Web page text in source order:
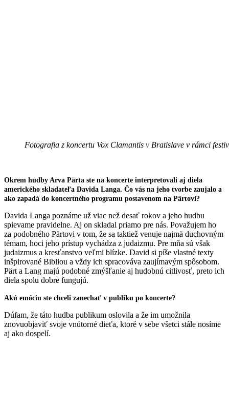
Fotografia z koncertu Vox Clamantis v Bratislave v rámci
Okrem hudby Arva Pärta ste na koncerte interpretovali aj diela
amerického skladateľa Davida Langa. Čo vás na jeho tvorbe zaujalo a
ako zapadá do koncertného programu postavenom na Pärtovi?
Davida Langa poznáme už viac než desať rokov a jeho hudbu
spievame pravidelne. Aj on skladal priamo pre nás. Považujem ho
za podobného Pärtovi v tom, že sa taktiež venuje najmä duchovným
témam, hoci jeho prístup vychádza z judaizmu. Pre mňa sú však
judaizmus a kresťanstvo veľmi blízke. David si píše vlastné texty
inšpirované Bibliou a vždy ich spracováva zaujímavým spôsobom.
Pärt a Lang majú podobné zmýšľanie aj hudobnú citlivosť, preto ich
diela spolu dobre fungujú.
Akú emóciu ste chceli zanechať v publiku po koncerte?
Dúfam, že táto hudba publikum oslovila a že im umožnila
znovuobjaviť svoje vnútorné dieťa, ktoré v sebe všetci stále nosíme
aj ako dospelí.